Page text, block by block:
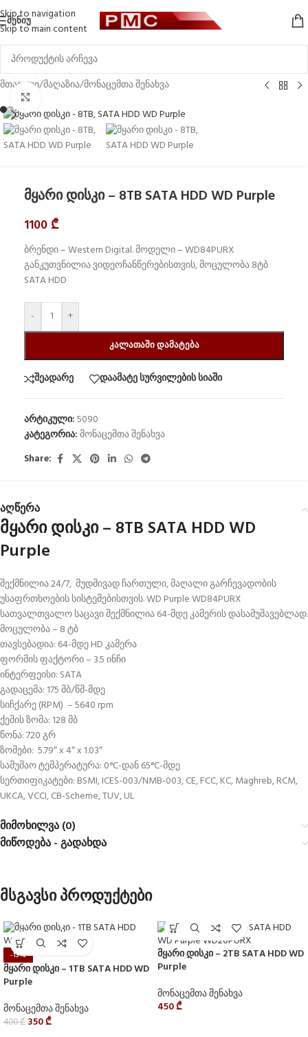
Skip to navigation
Skip to main content
ᲛᲔᲜᲘᲣ
მთავარი/მაღაზია/მონაცემთა შენახვა
Watch video
მყარი დისკი – 8TB SATA HDD WD Purple
1100 ₾
ბრენდი – Western Digital. მოდელი – WD84PURX
განკუთვნილია ვიდეოჩანწერებისთვის, მოცულობა 8ტბ
SATA HDD
- +
ᲙᲐᲚᲐᲗᲐᲨᲘ ᲓᲐᲛᲐᲢᲔᲑᲐ
შეადარე დაამატე სურვილების სიაში
არტიკული:5090
კატეგორია:მონაცემთა შენახვა
Share:
აღწერა
მყარი დისკი – 8TB SATA HDD WD
Purple
შექმნილია 24/7, მუდმივად ჩართული, მაღალი გარჩევადობის
უსაფრთხოების სისტემებისთვის. WD Purple WD84PURX
სათვალთვალო საცავი შექმნილია 64-მდე კამერის დასამუშავებლად.
მოცულობა – 8 ტბ
თავსებადია: 64-მდე HD კამერა
ფორმის ფაქტორი – 3.5 ინჩი
ინტერფეისი: SATA
გადაცემა: 175 მბ/წმ-მდე
სიჩქარე (RPM) – 5640 rpm
ქეშის ზომა: 128 მბ
წონა: 720 გრ
ზომები: 5.79″ x 4″ x 1.03″
სამუშაო ტემპერატურა: 0°C-დან 65°C-მდე
სერთიფიკატები: BSMI, ICES-003/NMB-003, CE, FCC, KC, Maghreb, RCM,
UKCA, VCCI, CB-Scheme, TUV, UL
მიმოხილვა (0)
მიწოდება - გადახდა
მსგავსი პროდუქტები
-13%
მყარი დისკი – 1TB SATA HDD WD
Purple
მონაცემთა შენახვა
400₾ 350₾
მყარი დისკი – 2TB SATA HDD WD
Purple
მონაცემთა შენახვა
450₾